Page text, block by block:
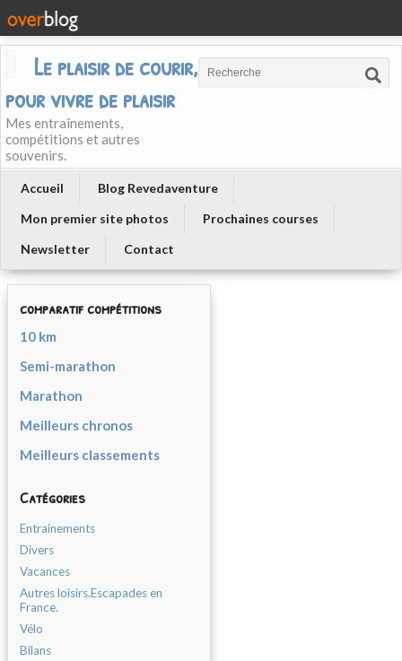
Le plaisir de courir, courir
pour vivre de plaisir
Mes entraînements,
compétitions et autres
souvenirs.
Accueil
Blog Revedaventure
Mon premier site photos
Prochaines courses
Newsletter
Contact
comparatif compétitions
10 km
Semi-marathon
Marathon
Meilleurs chronos
Meilleurs classements
Catégories
Entrainements
Divers
Vacances
Autres loisirs.Escapades en
France.
Vélo
Bilans